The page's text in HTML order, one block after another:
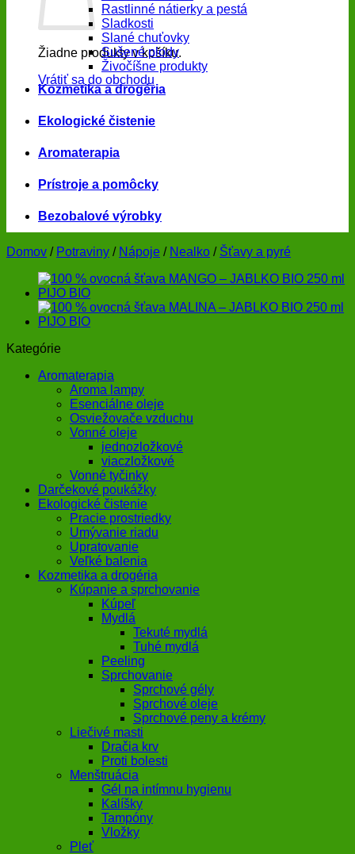
Žiadne produkty v košíku.
Vrátiť sa do obchodu
Rastlinné nátierky a pestá
Sladkosti
Slané chuťovky
Sušené plody
Živočíšne produkty
Kozmetika a drogéria
Ekologické čistenie
Aromaterapia
Prístroje a pomôcky
Bezobalové výrobky
Domov / Potraviny / Nápoje / Nealko / Šťavy a pyré
Kategórie
Aromaterapia
Aroma lampy
Esenciálne oleje
Osviežovače vzduchu
Vonné oleje
jednozložkové
viaczložkové
Vonné tyčinky
Darčekové poukážky
Ekologické čistenie
Pracie prostriedky
Umývanie riadu
Upratovanie
Veľké balenia
Kozmetika a drogéria
Kúpanie a sprchovanie
Kúpeľ
Mydlá
Tekuté mydlá
Tuhé mydlá
Peeling
Sprchovanie
Sprchové gély
Sprchové oleje
Sprchové peny a krémy
Liečivé masti
Dračia krv
Proti bolesti
Menštruácia
Gél na intímnu hygienu
Kalíšky
Tampóny
Vložky
Pleť